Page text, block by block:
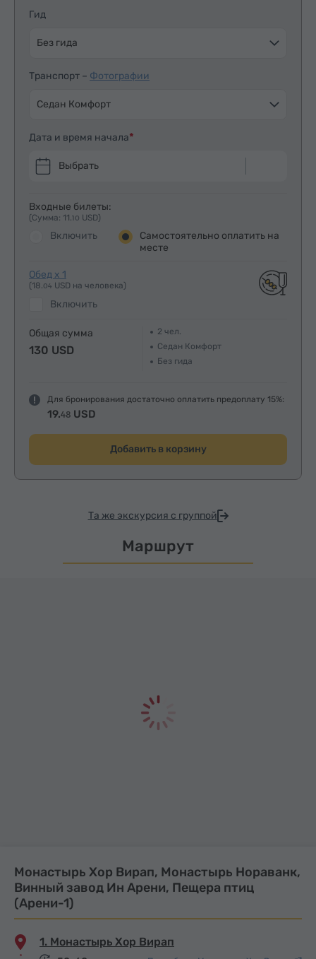
Гид
Без гида
Транспорт – Фотографии
Седан Комфорт
Дата и время начала
Выбрать
Входные билеты:
(Сумма: 11.10 USD)
Включить
Самостоятельно оплатить на
месте
Обед x 1
(18.04 USD на человека)
Включить
Общая сумма
130 USD
2 чел.
Седан Комфорт
Без гида
Для бронирования достаточно оплатить предоплату 15%:
19.48 USD
Добавить в корзину
Та же экскурсия с группой
Маршрут
Монастырь Хор Вирап, Монастырь Нораванк,
Винный завод Ин Арени, Пещера птиц
(Арени-1)
1. Монастырь Хор Вирап